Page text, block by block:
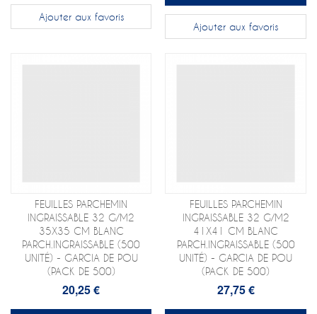
Ajouter aux favoris
Ajouter aux favoris
FEUILLES PARCHEMIN
INGRAISSABLE 32 G/M2
35X35 CM BLANC
PARCH.INGRAISSABLE (500
UNITÉ) - GARCIA DE POU
(PACK DE 500)
20,25 €
FEUILLES PARCHEMIN
INGRAISSABLE 32 G/M2
41X41 CM BLANC
PARCH.INGRAISSABLE (500
UNITÉ) - GARCIA DE POU
(PACK DE 500)
27,75 €